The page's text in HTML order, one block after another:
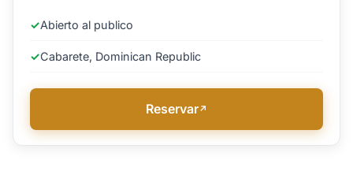
✓Abierto al publico
✓Cabarete, Dominican Republic
Reservar↗